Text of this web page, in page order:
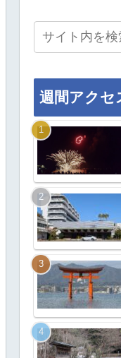
週間アクセ